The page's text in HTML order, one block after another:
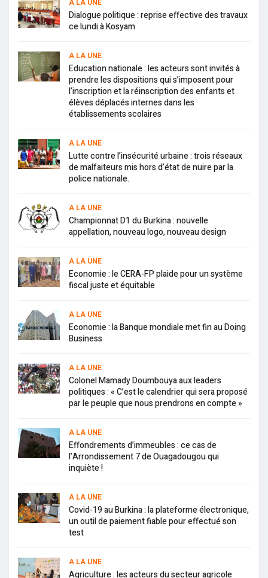
A LA UNE
Dialogue politique : reprise effective des travaux
ce lundi à Kosyam
A LA UNE
Education nationale : les acteurs sont invités à
prendre les dispositions qui s’imposent pour
l’inscription et la réinscription des enfants et
élèves déplacés internes dans les
établissements scolaires
A LA UNE
Lutte contre l’insécurité urbaine : trois réseaux
de malfaiteurs mis hors d’état de nuire par la
police nationale.
A LA UNE
Championnat D1 du Burkina : nouvelle
appellation, nouveau logo, nouveau design
A LA UNE
Economie : le CERA-FP plaide pour un système
fiscal juste et équitable
A LA UNE
Economie : la Banque mondiale met fin au Doing
Business
A LA UNE
Colonel Mamady Doumbouya aux leaders
politiques : « C’est le calendrier qui sera proposé
par le peuple que nous prendrons en compte »
A LA UNE
Effondrements d’immeubles : ce cas de
l’Arrondissement 7 de Ouagadougou qui
inquiète !
A LA UNE
Covid-19 au Burkina : la plateforme électronique,
un outil de paiement fiable pour effectué son
test
A LA UNE
Agriculture : les acteurs du secteur agricole